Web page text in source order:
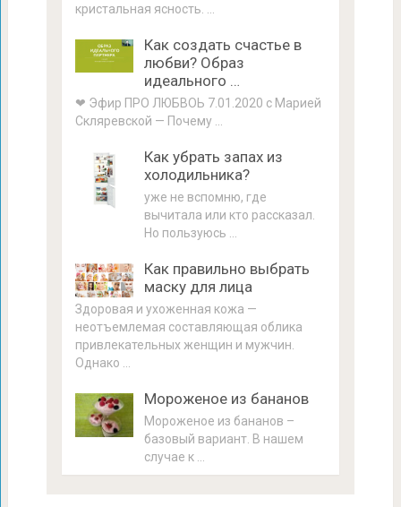
кристальная ясность. …
Как создать счастье в
любви? Образ
идеального …
❤ Эфир ПРО ЛЮБВОЬ 7.01.2020 с Марией
Скляревской — Почему …
Как убрать запах из
холодильника?
уже не вспомню, где
вычитала или кто рассказал.
Но пользуюсь …
Как правильно выбрать
маску для лица
Здоровая и ухоженная кожа —
неотъемлемая составляющая облика
привлекательных женщин и мужчин.
Однако …
Мороженое из бананов
Мороженое из бананов –
базовый вариант. В нашем
случае к …